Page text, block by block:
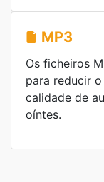
MP3
Os ficheiros
para reducir
calidade de
oíntes.